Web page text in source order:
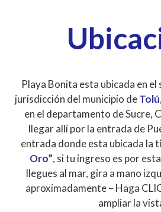
Playa Bonita esta ubicada en
jurisdicción del municipio deTolú
en el departamento de Sucre,
llegar allí por la entrada de
entrada donde esta ubicada la
Oro”, si tu ingreso es por
llegues al mar, gira a mano
aproximadamente – Haga
ampliar la